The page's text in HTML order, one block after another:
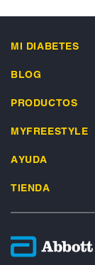
MI DIABETES
BLOG
PRODUCTOS
MYFREESTYLE
AYUDA
TIENDA